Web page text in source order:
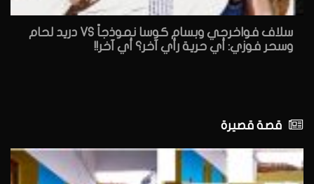
سلاف فواخرجي وبسام كوسا نموذجاً VS دريد لحام
وسحر فوزي: أي حرية رأي آخر؟ أي آخر!!
قصة قصيرة